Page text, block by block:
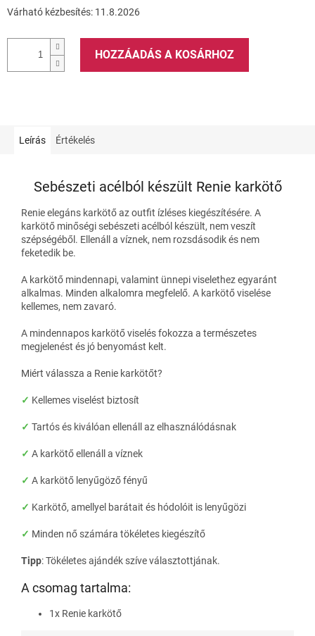
Várható kézbesítés: 11.8.2026
HOZZÁADÁS A KOSÁRHOZ
Leírás Értékelés
Sebészeti acélból készült Renie karkötő
Renie elegáns karkötő az outfit ízléses kiegészítésére. A
karkötő minőségi sebészeti acélból készült, nem veszít
szépségéből. Ellenáll a víznek, nem rozsdásodik és nem
feketedik be.
A karkötő mindennapi, valamint ünnepi viselethez egyaránt
alkalmas. Minden alkalomra megfelelő. A karkötő viselése
kellemes, nem zavaró.
A mindennapos karkötő viselés fokozza a természetes
megjelenést és jó benyomást kelt.
Miért válassza a Renie karkötőt?
✓ Kellemes viselést biztosít
✓ Tartós és kiválóan ellenáll az elhasználódásnak
✓ A karkötő ellenáll a víznek
✓ A karkötő lenyűgöző fényű
✓ Karkötő, amellyel barátait és hódolóit is lenyűgözi
✓ Minden nő számára tökéletes kiegészítő
Tipp: Tökéletes ajándék szíve választottjának.
A csomag tartalma:
1x Renie karkötő